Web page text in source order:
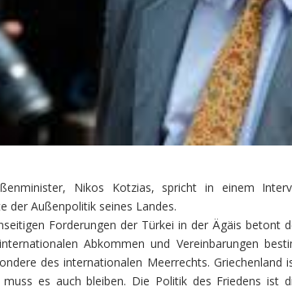
Nikos Kotzias, spricht in einem
der Außenpolitik seines Landes.
Forderungen der Türkei in der Ägäis betont
Abkommen und Vereinbarungen
des internationalen Meerrechts.
es auch bleiben. Die Politik des Friedens ist